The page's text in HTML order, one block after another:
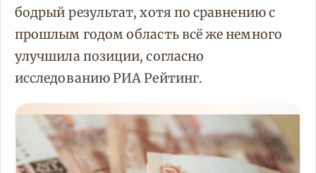
бодрый результат, хотя по сравнению с
прошлым годом область всё же немного
улучшила позиции, согласно
исследованию РИА Рейтинг.